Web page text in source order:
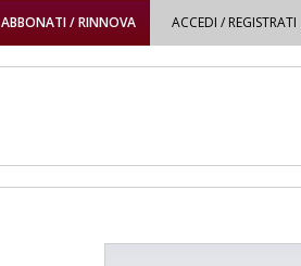
ABBONATI / RINNOVA ACCEDI / REGISTRATI